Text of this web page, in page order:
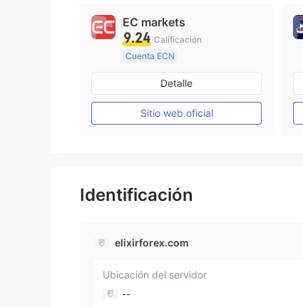
EC markets
9.24 Calificación
Cuenta ECN
De 10 a 15 años
Supervisión en Australia
Creación Mercado Forex (MM)
Licencia completa de MT4
Detalle
Sitio web oficial
Identificación
elixirforex.com
Ubicación del servidor
--